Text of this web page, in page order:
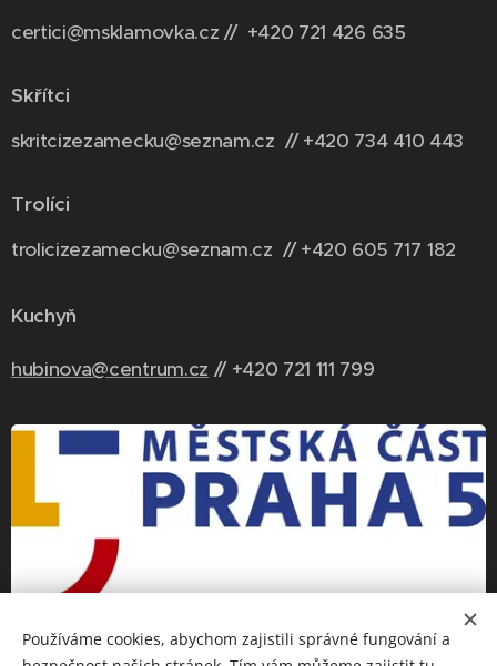
certici@msklamovka.cz // +420 721 426 635
Skřítci
skritcizezamecku@seznam.cz // +420 734 410 443
Trolíci
trolicizezamecku@seznam.cz // +420 605 717 182
Kuchyň
hubinova@centrum.cz // +420 721 111 799
Používáme cookies, abychom zajistili správné fungování a